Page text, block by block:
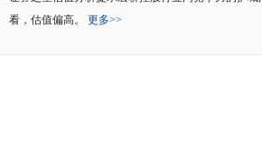
看，估值偏高。 更多>>